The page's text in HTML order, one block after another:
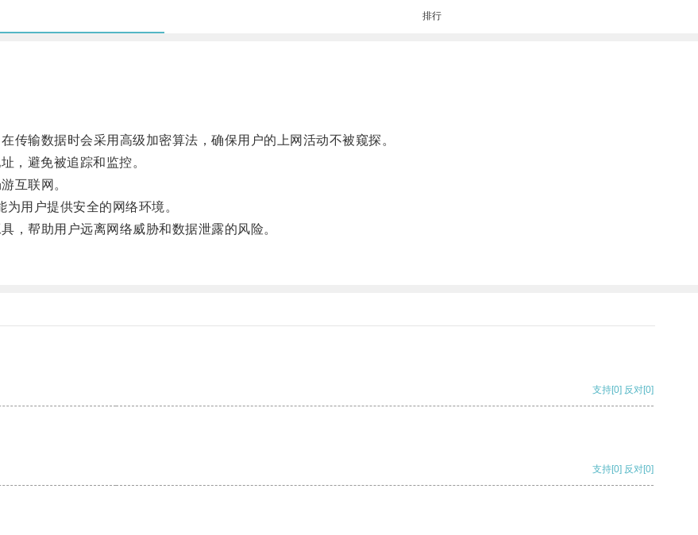
排行
输数据时会采用高级加密算法，确保用户的上网活动不被窥探。
避免被追踪和监控。
互联网。
用户提供安全的网络环境。
帮助用户远离网络威胁和数据泄露的风险。
支持[0] 反对[0]
支持[0] 反对[0]